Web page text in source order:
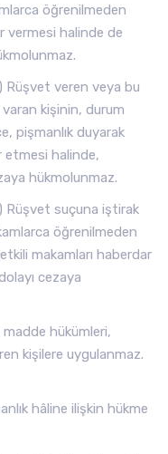
öğrenilmeden
vermesi halinde de
veren veya bu
kişinin, durum
pişmanlık duyarak
etmesi halinde,
hükmolunmaz.
suçuna iştirak
öğrenilmeden
makamları haberdar
cezaya
hükümleri,
kişilere uygulanmaz.
hâline ilişkin hükme